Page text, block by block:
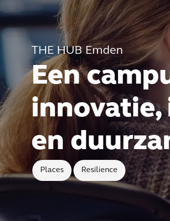
THE HUB Emden
Een
en
Places Resilience